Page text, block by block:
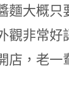
麵大概
觀非常
店，老